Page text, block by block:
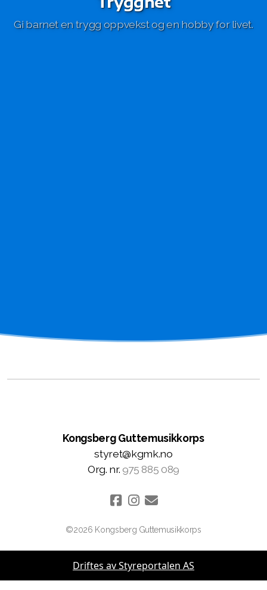
Gi barnet en trygg oppvekst og en hobby for livet.
Kongsberg Guttemusikkorps
styret@kgmk.no
Org. nr. 975 885 089
©2026 Kongsberg Guttemusikkorps
Driftes av Styreportalen AS